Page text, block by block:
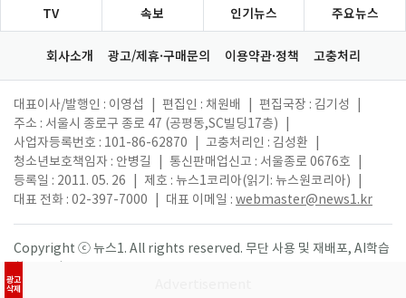
광고
삭제
TV 속보 인기뉴스 주요뉴스
회사소개 광고/제휴·구매문의 이용약관·정책 고충처리
대표이사/발행인 : 이영섭 편집인 : 채원배 편집국장 : 김기성
주소 : 서울시 종로구 종로 47 (공평동,SC빌딩17층)
사업자등록번호 : 101-86-62870
고충처리인 : 김성환
청소년보호책임자 : 안병길
통신판매업신고 : 서울종로 0676호
등록일 : 2011. 05. 26
제호 : 뉴스1코리아(읽기: 뉴스원코리아)
대표 전화 : 02-397-7000
대표 이메일 : webmaster@news1.kr
Copyright ⓒ 뉴스1. All rights reserved. 무단 사용 및 재배포, AI학습
활용 금지.